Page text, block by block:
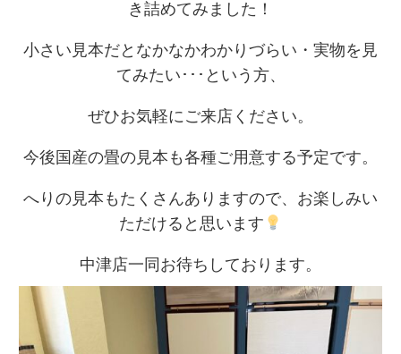
き詰めてみました！
小さい見本だとなかなかわかりづらい・実物を見
てみたい･･･という方、
ぜひお気軽にご来店ください。
今後国産の畳の見本も各種ご用意する予定です。
へりの見本もたくさんありますので、お楽しみい
ただけると思います
中津店一同お待ちしております。